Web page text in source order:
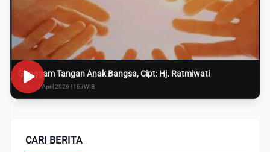
Genggam Tangan Anak Bangsa, Cipt: Hj. Ratmiwati
Rabu, 8 April 2026 | 16:i WIB
CARI BERITA